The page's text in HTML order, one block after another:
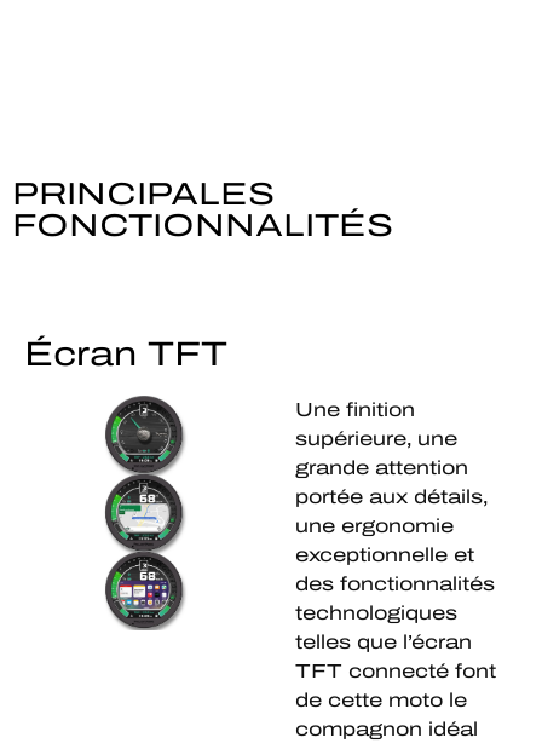
PRINCIPALES
FONCTIONNALITÉS
Écran TFT
Une finition
supérieure, une
grande attention
portée aux détails,
une ergonomie
exceptionnelle et
des fonctionnalités
technologiques
telles que l’écran
TFT connecté font
de cette moto le
compagnon idéal